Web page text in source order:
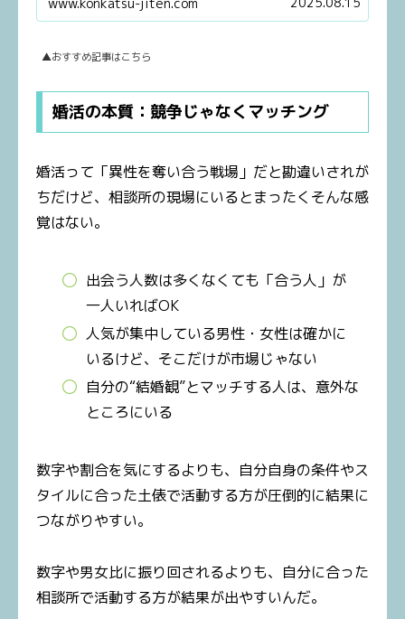
▲おすすめ記事はこちら
婚活の本質：競争じゃなくマッチング
婚活って「異性を奪い合う戦場」だと勘違いされが
ちだけど、相談所の現場にいるとまったくそんな感
覚はない。
出会う人数は多くなくても「合う人」が
一人いればOK
人気が集中している男性・女性は確かに
いるけど、そこだけが市場じゃない
自分の“結婚観”とマッチする人は、意外な
ところにいる
数字や割合を気にするよりも、自分自身の条件やス
タイルに合った土俵で活動する方が圧倒的に結果に
つながりやすい。
数字や男女比に振り回されるよりも、自分に合った
相談所で活動する方が結果が出やすいんだ。